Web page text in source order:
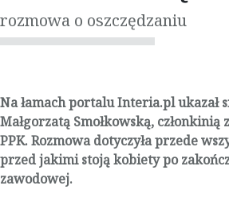
rozmowa o oszczędzaniu
Na łamach portalu Interia.pl ukazał
Małgorzatą Smołkowską, członkinią
PPK. Rozmowa dotyczyła przede
przed jakimi stoją kobiety po
zawodowej.